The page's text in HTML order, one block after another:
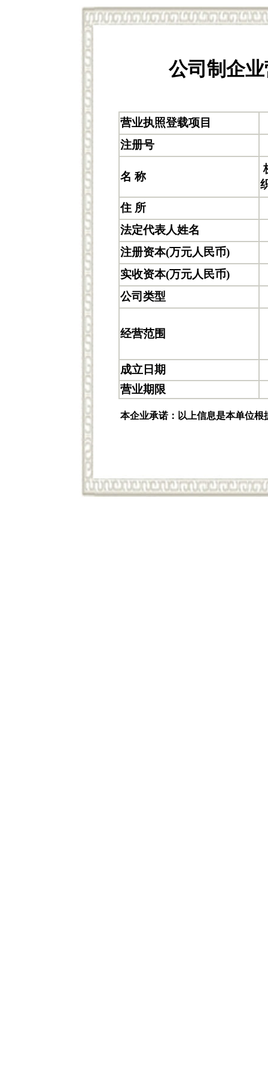
公司制企
营业执照登载项目
注册号
名 称
住 所
法定代表人姓名
注册资本(万元人民币)
实收资本(万元人民币)
公司类型
经营范围
成立日期
营业期限
本企业承诺：以上信息是本单位根